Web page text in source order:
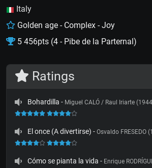
Italy
Golden age - Complex - Joy
5 456pts (4 - Pibe de la Parternal)
Ratings
Bohardilla - Miguel CALÓ / Raul Iriarte
El once (A divertirse) - Osvaldo FRESEDO
Cómo se pianta la vida - Enrique